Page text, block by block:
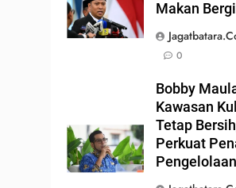
Makan
0
Bobby
Kawasan
Tetap
Perkuat